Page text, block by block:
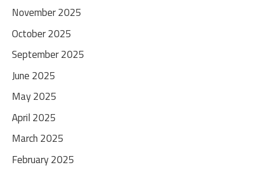
November 2025
October 2025
September 2025
June 2025
May 2025
April 2025
March 2025
February 2025